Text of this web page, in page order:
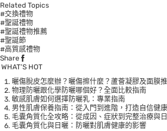
Related Topics
#交換禮物
#聖誕禮物
#聖誕禮物推薦
#聖誕節
#高質感禮物
Share
WHAT’S HOT
曬傷脫皮怎麼辦？曬傷擦什麼？蘆薈凝膠及面膜
物理防曬跟化學防曬哪個好？全面比較指南
敏感肌膚如何選擇防曬乳：專業指南
男性肌膚保養指南：從入門到進階，打造自信健
毛囊角質化全攻略：從成因、症狀到完整治療與
毛囊角質化與日曬：防曬對肌膚健康的影響